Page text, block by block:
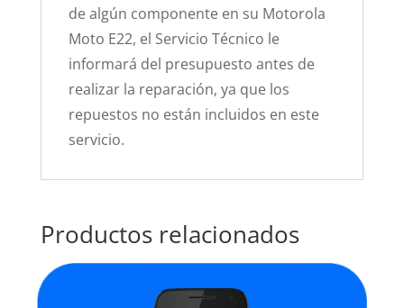
de algún componente en su Motorola
Moto E22, el Servicio Técnico le
informará del presupuesto antes de
realizar la reparación, ya que los
repuestos no están incluidos en este
servicio.
Productos relacionados